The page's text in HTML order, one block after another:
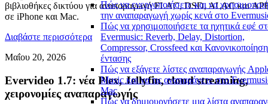
Πώς να ενεργοποιήσετε και να
την αναπαραγωγή χωρίς κενά στο
Πώς να χρησιμοποιήσετε τα ηχητικά εφέ
Evermusic: Reverb, Delay, Distortion,
Compressor, Crossfeed και Κανονικοποίηση
έντασης
Πώς να εξάγετε λίστες αναπαραγωγής
Music και να τις αναπαράγετε στο
Mac
Πώς να δημιουργήσετε μια λίστα
βιβλιοθήκες δικτύου για αναπαραγωγή FLAC, DSD, ALAC και
σε iPhone και Mac.
Διαβάστε περισσότερα
Μαΐου 20, 2026
Evervideo 1.7: νέα Plex, Jellyfin, cloud streaming,
χειρονομίες αναπαραγωγής